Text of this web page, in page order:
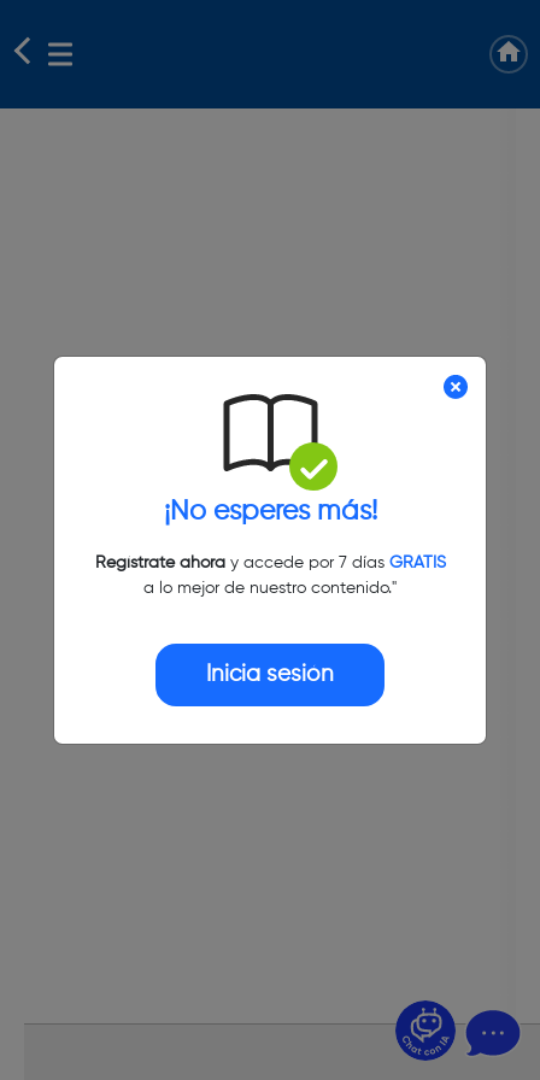
¡No esperes más!
Regístrate ahoray accede por 7 días GRATIS
a lo mejor de nuestro contenido."
Inicia sesión